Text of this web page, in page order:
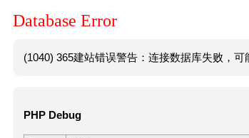
Database Error
(1040) 365建站错误警告：连接数据库失败，
PHP Debug